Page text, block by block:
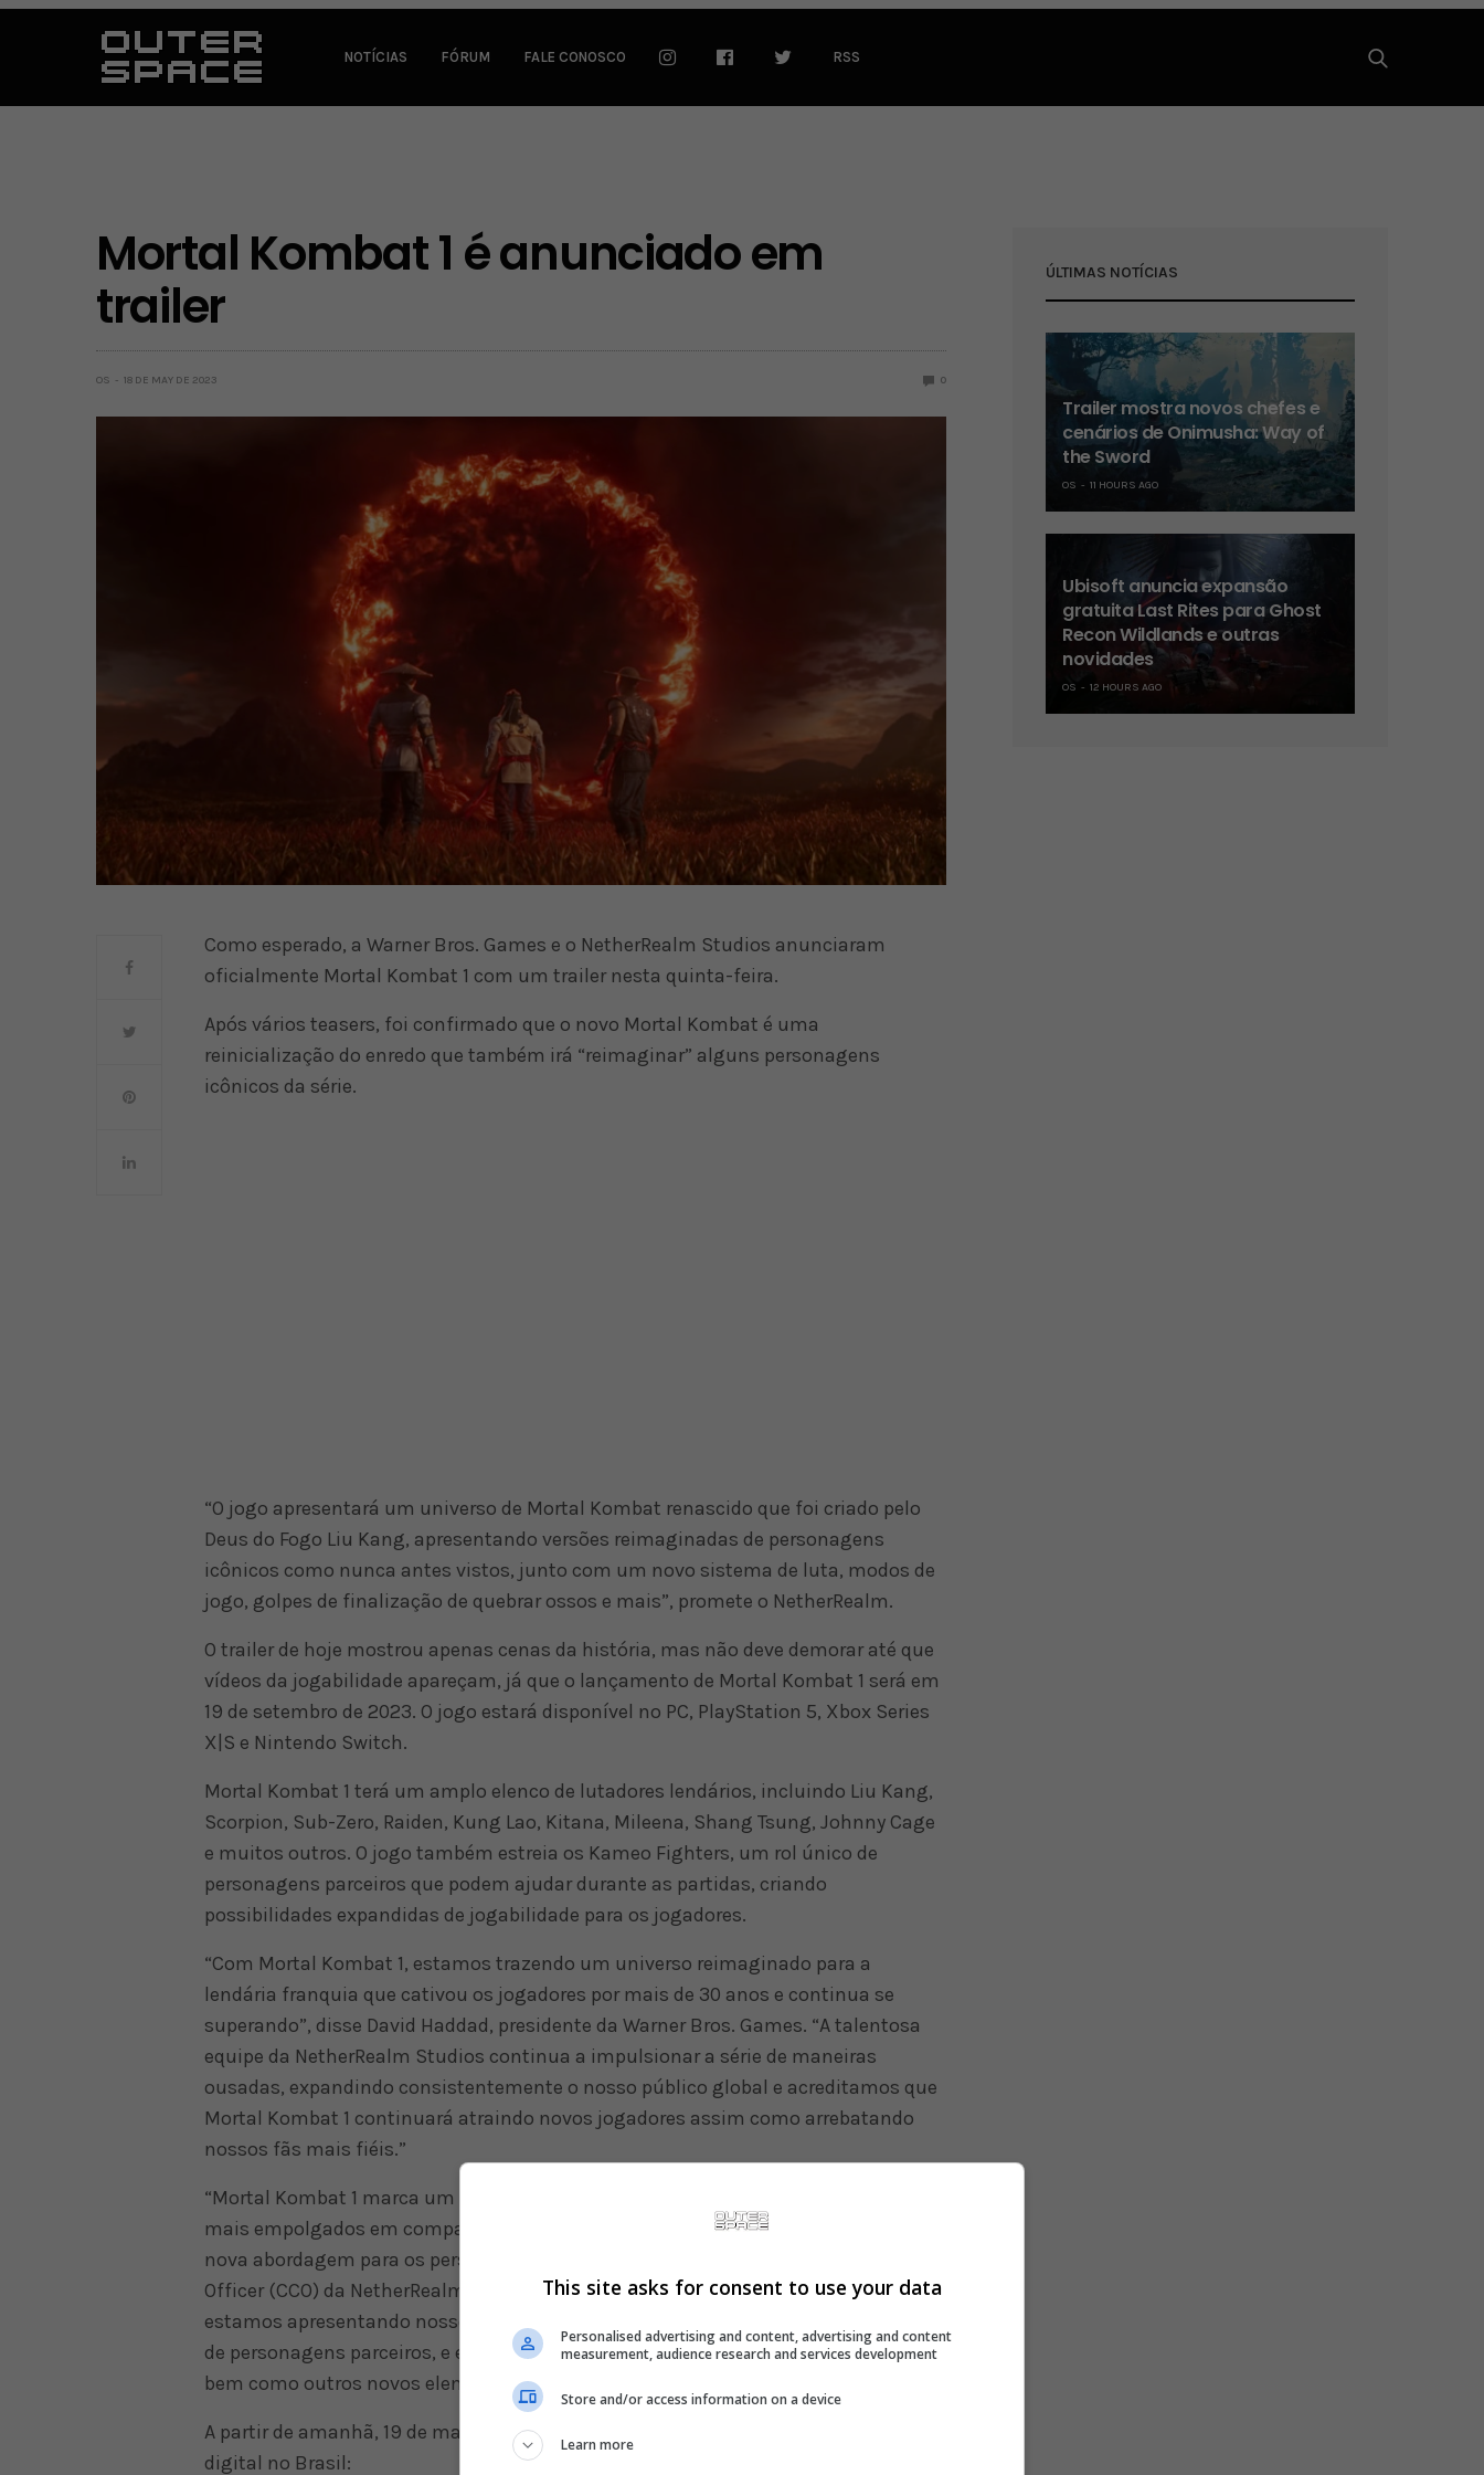
NOTÍCIAS FÓRUM FALE CONOSCO RSS
Mortal Kombat 1 é anunciado em
trailer
OS 18 DE MAY DE 2023 0
Como esperado, a Warner Bros. Games e o NetherRealm Studios anunciaram
oficialmente Mortal Kombat 1 com um trailer nesta quinta-feira.
Após vários teasers, foi confirmado que o novo Mortal Kombat é uma
reinicialização do enredo que também irá “reimaginar” alguns personagens
icônicos da série.
“O jogo apresentará um universo de Mortal Kombat renascido que foi criado pelo
Deus do Fogo Liu Kang, apresentando versões reimaginadas de personagens
icônicos como nunca antes vistos, junto com um novo sistema de luta, modos de
jogo, golpes de finalização de quebrar ossos e mais”, promete o NetherRealm.
O trailer de hoje mostrou apenas cenas da história, mas não deve demorar até que
vídeos da jogabilidade apareçam, já que o lançamento de Mortal Kombat 1 será em
19 de setembro de 2023. O jogo estará disponível no PC, PlayStation 5, Xbox Series
X|S e Nintendo Switch.
Mortal Kombat 1 terá um amplo elenco de lutadores lendários, incluindo Liu Kang,
Scorpion, Sub-Zero, Raiden, Kung Lao, Kitana, Mileena, Shang Tsung, Johnny Cage
e muitos outros. O jogo também estreia os Kameo Fighters, um rol único de
personagens parceiros que podem ajudar durante as partidas, criando
possibilidades expandidas de jogabilidade para os jogadores.
“Com Mortal Kombat 1, estamos trazendo um universo reimaginado para a
lendária franquia que cativou os jogadores por mais de 30 anos e continua se
superando”, disse David Haddad, presidente da Warner Bros. Games. “A talentosa
equipe da NetherRealm Studios continua a impulsionar a série de maneiras
ousadas, expandindo consistentemente o nosso público global e acreditamos que
Mortal Kombat 1 continuará atraindo novos jogadores assim como arrebatando
nossos fãs mais fiéis.”
“Mortal Kombat 1 marca um novo começo para a franquia, e não poderíamos estar
mais empolgados em compartilhar com nossos fãs esse enredo original e esta
nova abordagem para os personagens clássicos”, disse Ed Boon, Chief Creative
Officer (CCO) da NetherRealm Studios e co-criador de Mortal Kombat. “Também
estamos apresentando nosso sistema Kameo Fighter, que introduz um rol único
de personagens parceiros, e estamos ansiosos para mostrar em breve esse recurso,
bem como outros novos elementos do jogo.”
A partir de amanhã, 19 de maio, Mortal Kombat 1 estará disponível para pré-reserva
digital no Brasil:
ÚLTIMAS NOTÍCIAS
Trailer mostra novos chefes e
cenários de Onimusha: Way of
the Sword
OS 11 HOURS AGO
Ubisoft anuncia expansão
gratuita Last Rites para Ghost
Recon Wildlands e outras
novidades
OS 12 HOURS AGO
This site asks for consent to use your data
Personalised advertising and content, advertising and content
measurement, audience research and services development
Store and/or access information on a device
Learn more